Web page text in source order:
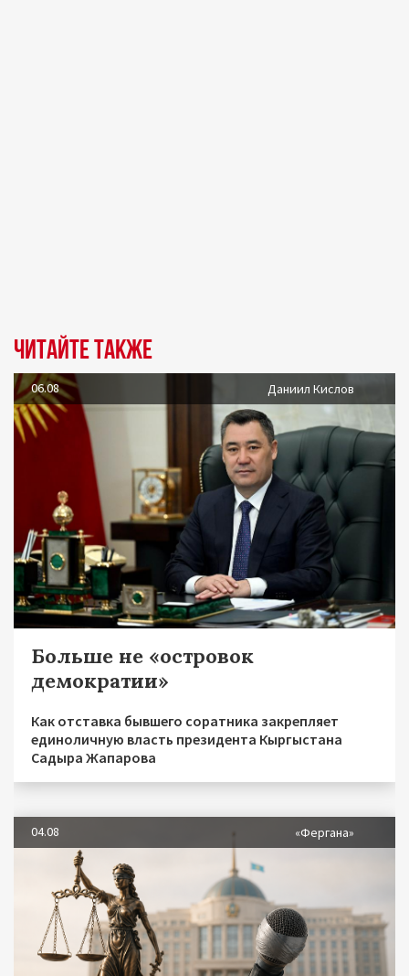
Читайте также
06.08 Даниил Кислов
Больше не «островок
демократии»
Как отставка бывшего соратника закрепляет
единоличную власть президента Кыргыстана
Садыра Жапарова
04.08 «Фергана»